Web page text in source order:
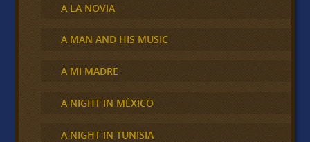
A LA NOVIA
A MAN AND HIS MUSIC
A MI MADRE
A NIGHT IN MÉXICO
A NIGHT IN TUNISIA